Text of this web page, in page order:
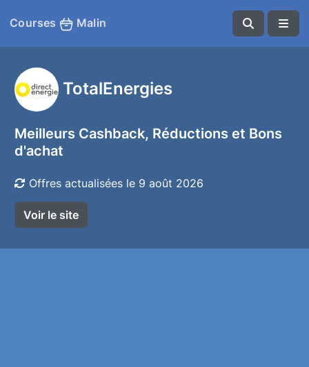
Courses Malin
TotalEnergies
Meilleurs Cashback, Réductions et Bons
d'achat
Offres actualisées le 9 août 2026
Voir le site